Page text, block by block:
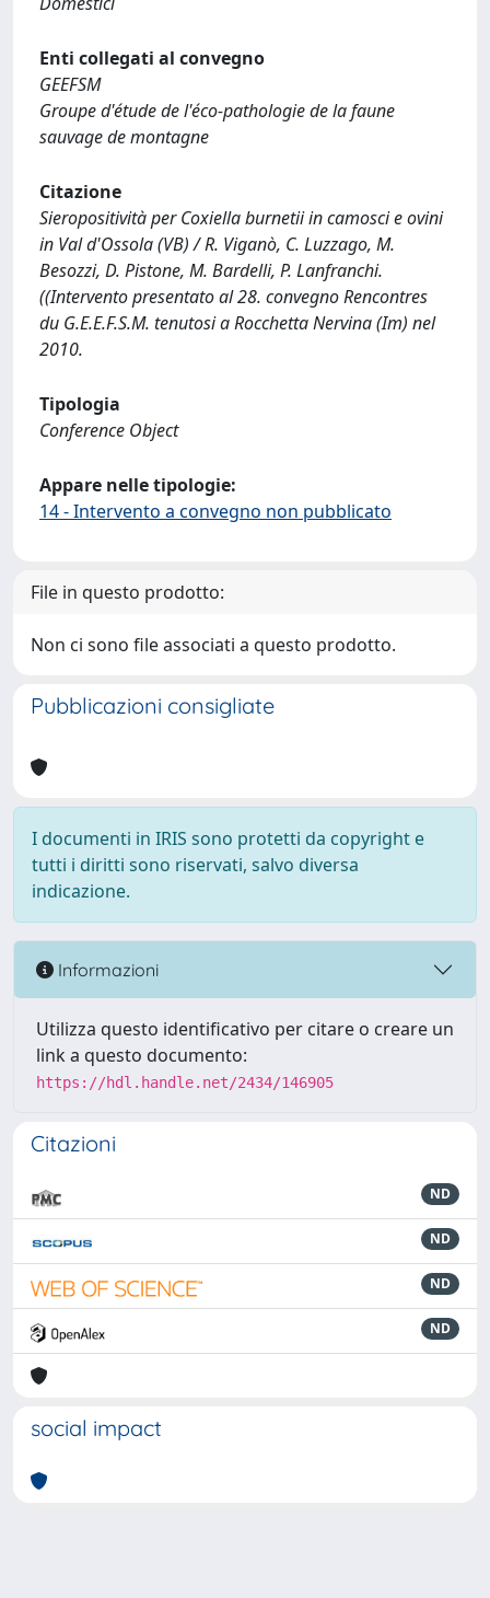
Enti collegati al convegno
GEEFSM
Groupe d'étude de l'éco-pathologie de la faune
sauvage de montagne
Citazione
Sieropositività per Coxiella burnetii in camosci e ovini
in Val d'Ossola (VB) / R. Viganò, C. Luzzago, M.
Besozzi, D. Pistone, M. Bardelli, P. Lanfranchi.
((Intervento presentato al 28. convegno Rencontres
du G.E.E.F.S.M. tenutosi a Rocchetta Nervina (Im) nel
2010.
Tipologia
Conference Object
Appare nelle tipologie:
14 - Intervento a convegno non pubblicato
File in questo prodotto:
Non ci sono file associati a questo prodotto.
Pubblicazioni consigliate
I documenti in IRIS sono protetti da copyright e
tutti i diritti sono riservati, salvo diversa
indicazione.
Informazioni
Utilizza questo identificativo per citare o creare un
link a questo documento:
https://hdl.handle.net/2434/146905
Citazioni
ND
ND
ND
ND
social impact